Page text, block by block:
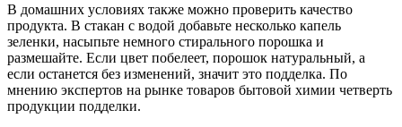
В домашних условиях также можно проверить качество
продукта. В стакан с водой добавьте несколько капель
зеленки, насыпьте немного стирального порошка и
размешайте. Если цвет побелеет, порошок натуральный, а
если останется без изменений, значит это подделка. По
мнению экспертов на рынке товаров бытовой химии четверть
продукции подделки.